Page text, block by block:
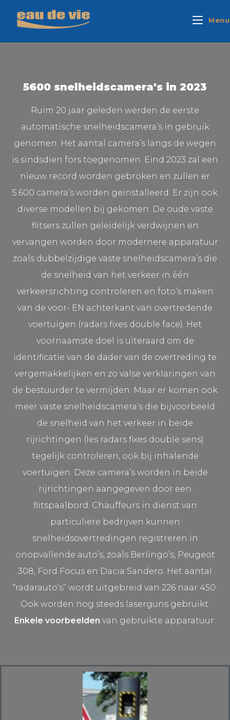
Menu
5600 snelheidscamera's in 2023
Ruim 20 jaar geleden werden de eerste
automatische snelheidscamera’s in gebruik
genomen. Het aantal camera’s langs de wegen
is sindsdien fors toegenomen. Eind 2023 zal een
nieuw record worden gebroken en zullen er
5.600 camera’s worden geïnstalleerd. Er zijn ook
diverse modellen bij gekomen. De oude vaste
flitsers zullen geleidelijk verdwijnen en
vervangen worden door modernere apparatuur
zoals dubbelzijdige vaste snelheidscamera’s die
de snelheid van het verkeer in één
verkeersrichting controleren en foto’s maken
van de voor- EN achterkant van overtredende
voertuigen (radars fixes double face). Het
voornaamste doel is uiteraard om de
identificatie van de dader van de overtreding te
vergemakkelijken en zo valse verklaringen van
de bestuurder te vermijden. Maar er komen ook
meer vaste snelheidscamera’s die bijvoorbeeld
de snelheid van het verkeer in beide
rijrichtingen (les radars fixes double sens)
tegelijk controleren, ook bij inhalende
voertuigen. Deze camera’s worden in beide
rijrichtingen aangegeven door een
flitspaalbord. Chauffeurs in dienst van
particuliere bedrijven kunnen
snelheidsovertredingen registreren in
onopvallende auto’s, zoals Berlingo’s, Peugeot
308, Ford Focus en Dacia Sandero. Het aantal
“radarauto’s” wordt uitgebreid van 226 naar 450.
Ook worden nog steeds laserguns gebruikt.
Enkele voorbeelden van gebruikte apparatuur: